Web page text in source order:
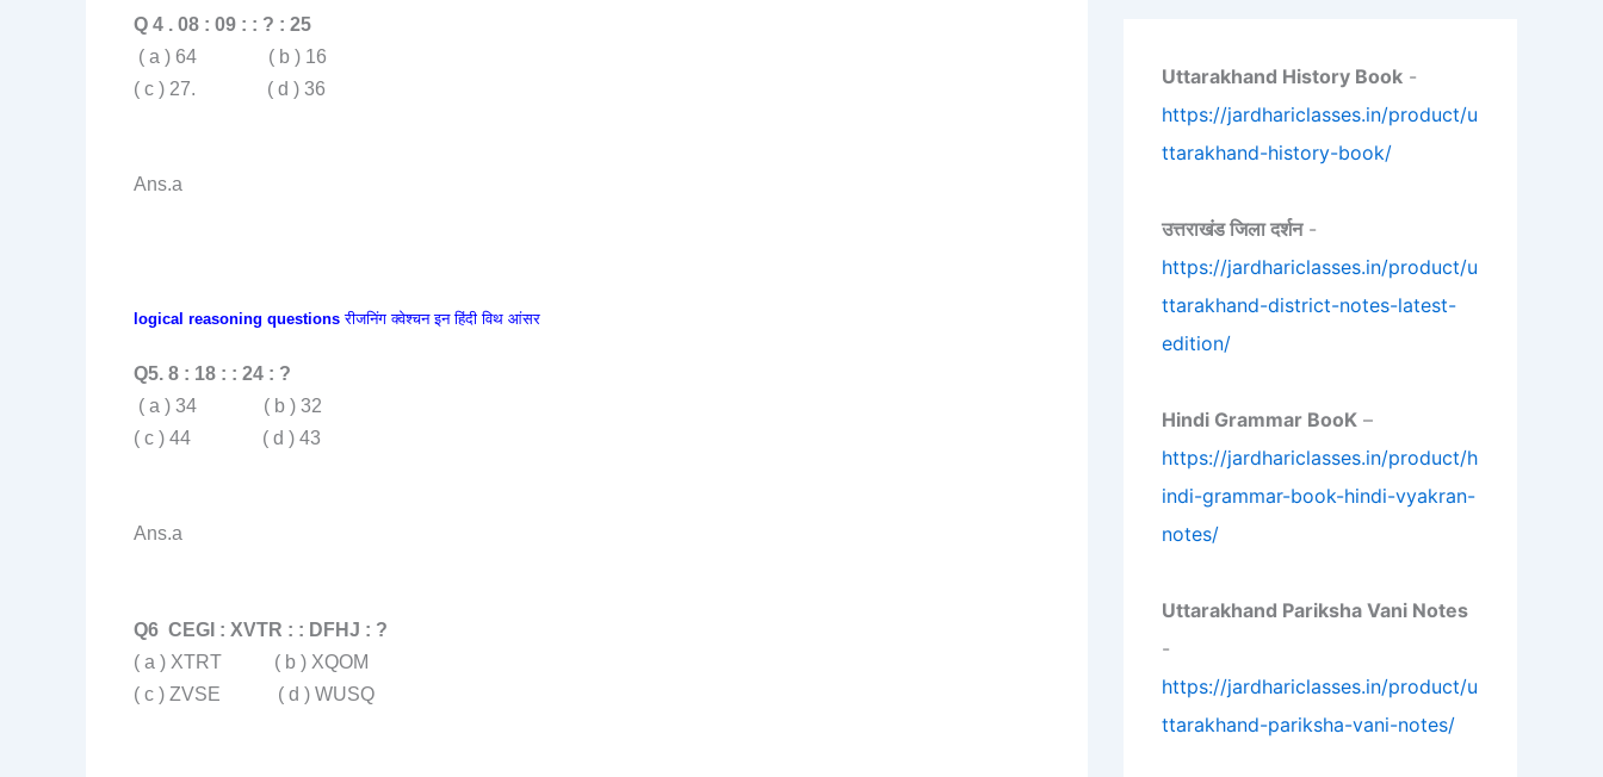
Q 4 . 08 : 09 : : ? : 25
( a ) 64 ( b ) 16
( c ) 27. ( d ) 36
Ans.a
logical reasoning questionsरीजनिंग क्वेश्चन इन हिंदी विथ आंसर
Q5. 8 : 18 : : 24 : ?
( a ) 34 ( b ) 32
( c ) 44 ( d ) 43
Ans.a
Q6 CEGI : XVTR : : DFHJ : ?
( a ) XTRT ( b ) XQOM
( c ) ZVSE ( d ) WUSQ
Uttarakhand History Book -
https://jardhariclasses.in/product/u
ttarakhand-history-book/
उत्तराखंड जिला दर्शन-
https://jardhariclasses.in/product/u
ttarakhand-district-notes-latest-
edition/
Hindi Grammar BooK –
https://jardhariclasses.in/product/h
indi-grammar-book-hindi-vyakran-
notes/
Uttarakhand Pariksha Vani Notes
-
https://jardhariclasses.in/product/u
ttarakhand-pariksha-vani-notes/